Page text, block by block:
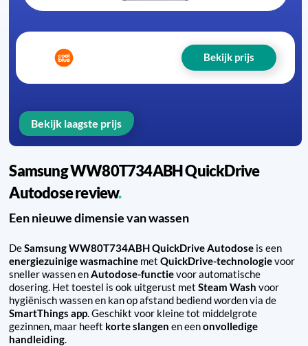
Samsung WW80T734ABH QuickDrive
Autodose review
Een nieuwe dimensie van wassen
DeSamsung WW80T734ABH QuickDrive Autodose is een
energiezuinige wasmachine metQuickDrive-technologievoor
sneller wassen enAutodose-functievoor automatische
dosering. Het toestel is ook uitgerust metSteam Wash voor
hygiënisch wassen en kan op afstand bediend worden via de
SmartThings app. Geschikt voor kleine tot middelgrote
gezinnen, maar heeft korte slangen en eenonvolledige
handleiding.
Bekijk prijs
Bekijk laagste prijs